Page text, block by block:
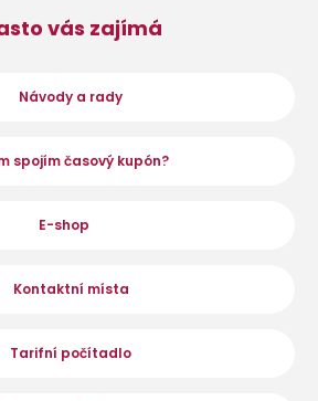
vás zajímá
Návody a rady
spojím časový kupón?
E-shop
Kontaktní místa
Tarifní počítadlo